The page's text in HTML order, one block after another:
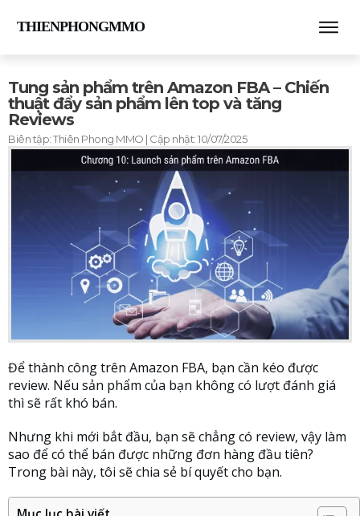
THIENPHONGMMO
Tung sản phẩm trên Amazon FBA – Chiến
thuật đẩy sản phẩm lên top và tăng
Reviews
Biên tập:Thiên Phong MMO | Cập nhật:10/07/2025
Để thành công trên Amazon FBA, bạn cần kéo được
review. Nếu sản phẩm của bạn không có lượt đánh giá
thì sẽ rất khó bán.
Nhưng khi mới bắt đầu, bạn sẽ chẳng có review, vậy làm
sao để có thể bán được những đơn hàng đầu tiên?
Trong bài này, tôi sẽ chia sẻ bí quyết cho bạn.